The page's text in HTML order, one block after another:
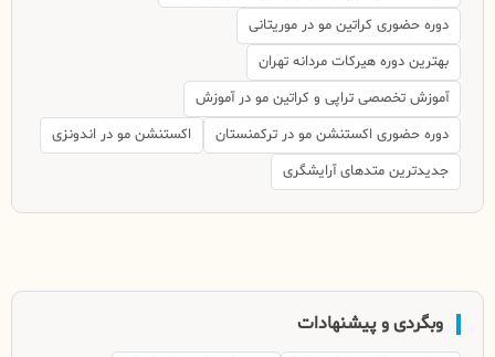
دوره حضوری کراتین مو در موریتانی
بهترین دوره هیرکات مردانه تهران
آموزش تخصصی تراپی و کراتین مو در آموزش
دوره حضوری اکستنشن مو در ترکمنستان
اکستنشن مو در اندونزی
جدیدترین متدهای آرایشگری
وبگردی و پیشنهادات